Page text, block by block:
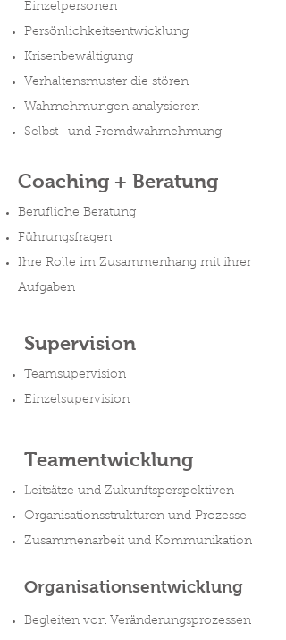
Einzelpersonen
Persönlichkeitsentwicklung
Krisenbewältigung
Verhaltensmuster die stören
Wahrnehmungen analysieren
Selbst- und Fremdwahrnehmung
Coaching + Beratung
Berufliche Beratung
Führungsfragen
Ihre Rolle im Zusammenhang mit ihrer
Aufgaben
Supervision
Teamsupervision
Einzelsupervision
Teamentwicklung
Leitsätze und Zukunftsperspektiven
Organisationsstrukturen und Prozesse
Zusammenarbeit und Kommunikation
Organisationsentwicklung
Begleiten von Veränderungsprozessen